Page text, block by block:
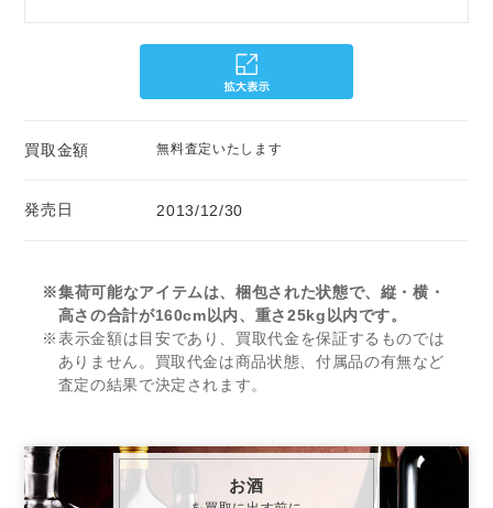
買取金額 無料査定いたします
発売日 2013/12/30
※集荷可能なアイテムは、梱包された状態で、縦・横・
高さの合計が160cm以内、重さ25kg以内です。
※表示金額は目安であり、買取代金を保証するものでは
ありません。買取代金は商品状態、付属品の有無など
査定の結果で決定されます。
お酒